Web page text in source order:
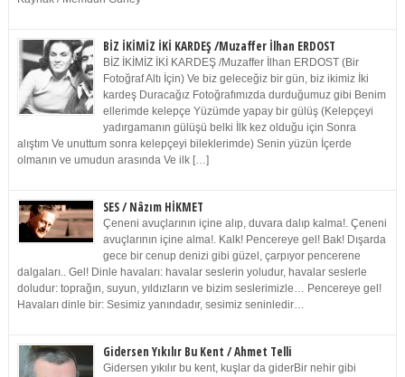
BİZ İKİMİZ İKİ KARDEŞ /Muzaffer İlhan ERDOST
BİZ İKİMİZ İKİ KARDEŞ /Muzaffer İlhan ERDOST (Bir
Fotoğraf Altı İçin) Ve biz geleceğiz bir gün, biz ikimiz İki
kardeş Duracağız Fotoğrafımızda durduğumuz gibi Benim
ellerimde kelepçe Yüzümde yapay bir gülüş (Kelepçeyi
yadırgamanın gülüşü belki İlk kez olduğu için Sonra
alıştım Ve unuttum sonra kelepçeyi bileklerimde) Senin yüzün İçerde
olmanın ve umudun arasında Ve ilk […]
SES / Nâzım HİKMET
Çeneni avuçlarının içine alıp, duvara dalıp kalma!. Çeneni
avuçlarının içine alma!. Kalk! Pencereye gel! Bak! Dışarda
gece bir cenup denizi gibi güzel, çarpıyor pencerene
dalgaları.. Gel! Dinle havaları: havalar seslerin yoludur, havalar seslerle
doludur: toprağın, suyun, yıldızların ve bizim seslerimizle… Pencereye gel!
Havaları dinle bir: Sesimiz yanındadır, sesimiz seninledir…
Gidersen Yıkılır Bu Kent / Ahmet Telli
Gidersen yıkılır bu kent, kuşlar da giderBir nehir gibi